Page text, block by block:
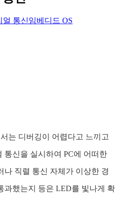
얼 통신임베디드 OS
는 디버깅이 어렵다고 느끼고
통신을 실시하여 PC에 어떠한
나 직렬 통신 자체가 이상한 경
과했는지 등은 LED를 빛나게 확